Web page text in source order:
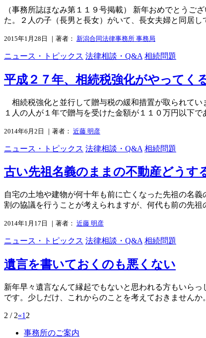
（事務所誌ほなみ第１１９号掲載） 新年おめでとうご
た。２人の子（長男と長女）がいて、長女夫婦と同居
2015年1月28日 ｜著者： 新潟合同法律事務所 事務局
ニュース・トピックス 法律相談・Q&A 相続問題
平成２７年、相続税強化がやってく
相続税強化と並行して贈与税の緩和措置が取られて
１人の人が１年で贈与を受けた金額が１１０万円以下
2014年6月2日 ｜著者： 近藤 明彦
ニュース・トピックス 法律相談・Q&A 相続問題
古い先祖名義のままの不動産どうす
自宅の土地や建物が何十年も前に亡くなった先祖の名
割の協議を行うことが考えられますが、何代も前の先
2014年1月17日 ｜著者： 近藤 明彦
ニュース・トピックス 法律相談・Q&A 相続問題
遺言を書いておくのも悪くない
新年早々遺言なんて縁起でもないと思われる方もいら
です。少しだけ、これからのことを考えておきませ
2 / 2«1 2
事務所のご案内